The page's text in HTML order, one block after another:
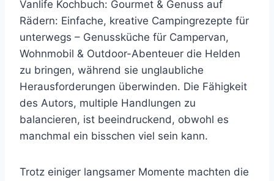
Vanlife Kochbuch: Gourmet & Genuss auf
Rädern: Einfache, kreative Campingrezepte für
unterwegs – Genussküche für Campervan,
Wohnmobil & Outdoor-Abenteuer die Helden
zu bringen, während sie unglaubliche
Herausforderungen überwinden. Die Fähigkeit
des Autors, multiple Handlungen zu
balancieren, ist beeindruckend, obwohl es
manchmal ein bisschen viel sein kann.
Trotz einiger langsamer Momente machten die